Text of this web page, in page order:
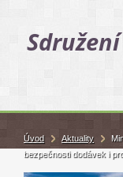
Úvod Aktuality
bezpečnosti dodávek i